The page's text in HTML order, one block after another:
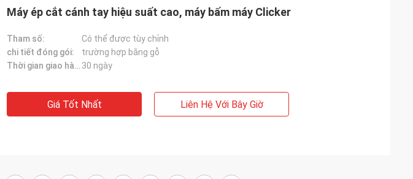
Máy ép cắt cánh tay hiệu suất cao, máy bấm máy Clicker
Tham số:
Có thể được tùy chỉnh
chi tiết đóng gói:
trường hợp bằng gỗ
Thời gian giao hàng: 30 ngày
Giá Tốt Nhất Liên Hệ Với Bây Giờ